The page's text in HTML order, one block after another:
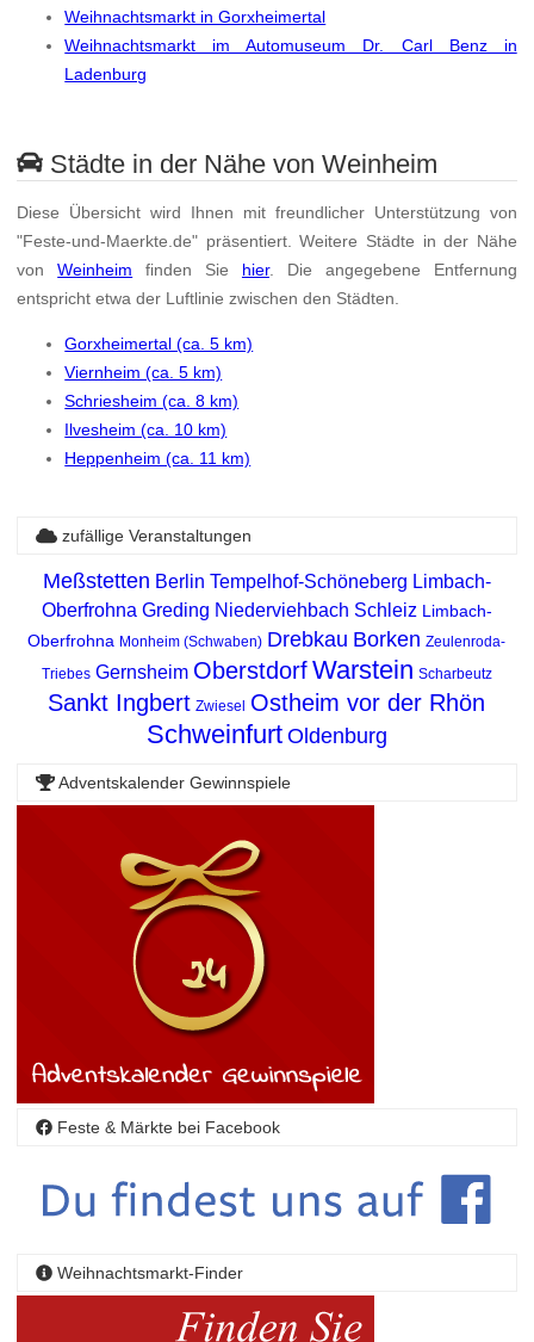
Weihnachtsmarkt in Gorxheimertal
Weihnachtsmarkt im Automuseum Dr. Carl Benz in
Ladenburg
Städte in der Nähe von Weinheim
Diese Übersicht wird Ihnen mit freundlicher Unterstützung von
"Feste-und-Maerkte.de" präsentiert. Weitere Städte in der Nähe
vonWeinheim finden Sie hier. Die angegebene Entfernung
entspricht etwa der Luftlinie zwischen den Städten.
Gorxheimertal (ca. 5 km)
Viernheim (ca. 5 km)
Schriesheim (ca. 8 km)
Ilvesheim (ca. 10 km)
Heppenheim (ca. 11 km)
zufällige Veranstaltungen
Meßstetten Berlin Tempelhof-Schöneberg Limbach-
Oberfrohna Greding Niederviehbach Schleiz Limbach-
Oberfrohna Monheim (Schwaben) Drebkau Borken Zeulenroda-
Triebes Gernsheim OberstdorfWarstein Scharbeutz
Sankt Ingbert Zwiesel Ostheim vor der Rhön
Schweinfurt Oldenburg
Adventskalender Gewinnspiele
Feste & Märkte bei Facebook
Weihnachtsmarkt-Finder